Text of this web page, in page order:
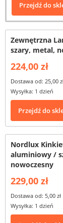
Przejdź do
Zewnętrzna
szary, metal,
224,00 zł
Dostawa od: 25,00
Wysyłka: 1 dzień
Przejdź do
Nordlux
aluminiowy /
nowoczesny
229,00 zł
Dostawa od: 5,00 zł
Wysyłka: 1 dzień